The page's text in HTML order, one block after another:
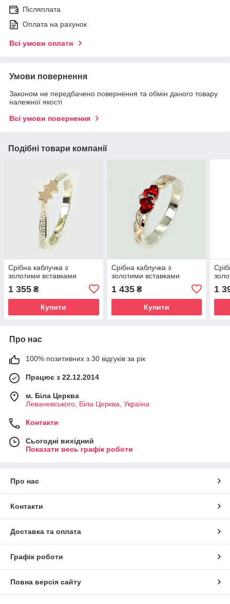
Післяплата
Оплата на рахунок
Всі умови оплати
Умови повернення
Законом не передбачено повернення та обмін даного товару
належної якості
Всі умови повернення
Подібні товари компанії
Срібна каблучка з
золотими вставками
1 355 ₴
Купити
Срібна каблучка з
золотими вставками
1 435₴
Купити
1
Про нас
100% позитивних з 30 відгуків за рік
Працює з 22.12.2014
м. Біла Церква
Леваневського, Біла Церква, Україна
Контакти
Сьогодні вихідний
Показати весь графік роботи
Про нас
Контакти
Доставка та оплата
Графік роботи
Повна версія сайту